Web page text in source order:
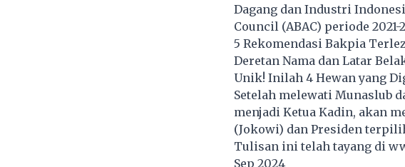
Dagang dan Industri
Council (ABAC) periode 2021-
5 Rekomendasi Bakpia
Deretan Nama dan Latar
Unik! Inilah 4 Hewan yang
Setelah melewati Munaslub
menjadi Ketua Kadin, akan
(Jokowi) dan Presiden
Tulisan ini telah tayang di
Sep 2024